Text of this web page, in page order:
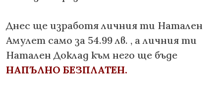
Днес ще изработя личния ти Натален
Амулет само за 54.99 лв. , а личния ти
Натален Доклад към него ще бъде
НАПЪЛНО БЕЗПЛАТЕН.